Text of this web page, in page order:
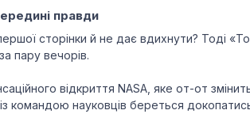
правди
сторінки й не дає вдихнути? Тоді
пару вечорів.
відкриття NASA, яке от-от змінить
командою науковців береться